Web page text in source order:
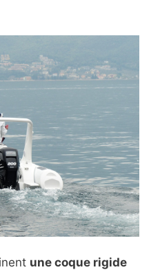
une coque rigide